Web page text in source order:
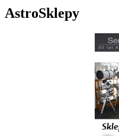
AstroSklepy